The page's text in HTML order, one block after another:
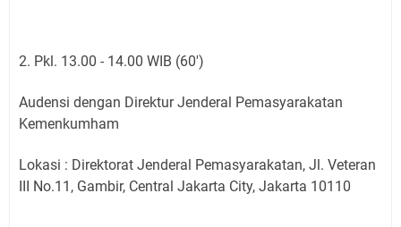
2. Pkl. 13.00 - 14.00 WIB (60')
Audensi dengan Direktur Jenderal Pemasyarakatan
Kemenkumham
Lokasi : Direktorat Jenderal Pemasyarakatan, Jl. Veteran
III No.11, Gambir, Central Jakarta City, Jakarta 10110